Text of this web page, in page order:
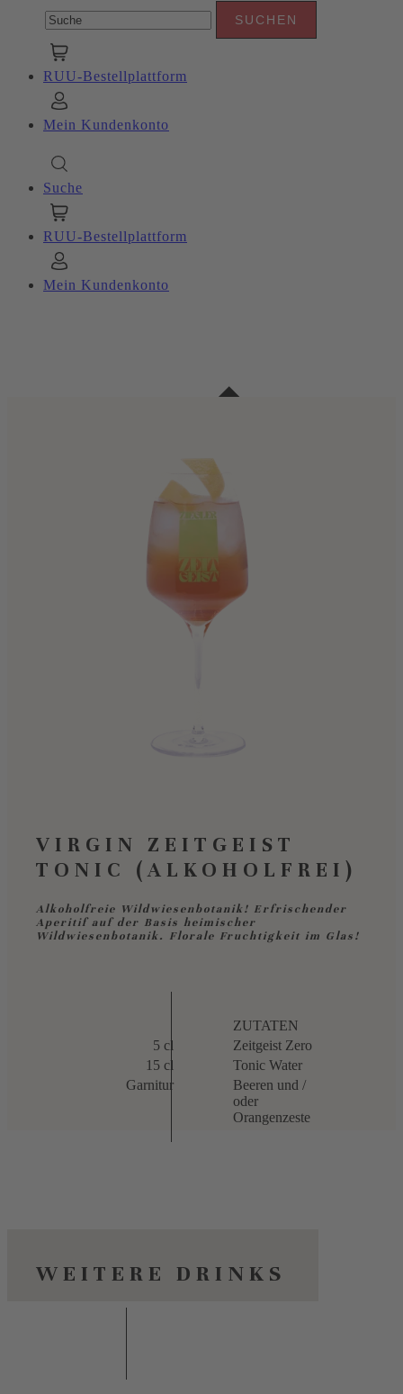
RUU-Bestellplattform
Mein Kundenkonto
Suche
RUU-Bestellplattform
Mein Kundenkonto
VIRGIN ZEITGEIST
TONIC (ALKOHOLFREI)
Alkoholfreie Wildwiesenbotanik! Erfrischender
Aperitif auf der Basis heimischer
Wildwiesenbotanik. Florale Fruchtigkeit im Glas!
ZUTATEN
5 cl
Zeitgeist Zero
15 cl
Tonic Water
Garnitur
Beeren und /
oder
Orangenzeste
WEITERE DRINKS